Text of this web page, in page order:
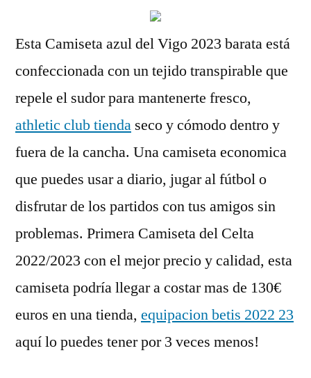
Esta Camiseta azul del Vigo 2023 barata está
confeccionada con un tejido transpirable que
repele el sudor para mantenerte fresco,
athletic club tienda seco y cómodo dentro y
fuera de la cancha. Una camiseta economica
que puedes usar a diario, jugar al fútbol o
disfrutar de los partidos con tus amigos sin
problemas. Primera Camiseta del Celta
2022/2023 con el mejor precio y calidad, esta
camiseta podría llegar a costar mas de 130€
euros en una tienda, equipacion betis 2022 23
aquí lo puedes tener por 3 veces menos!